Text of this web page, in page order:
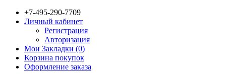
+7-495-290-7709
Личный кабинет
Регистрация
Авторизация
Мои Закладки (0)
Корзина покупок
Оформление заказа